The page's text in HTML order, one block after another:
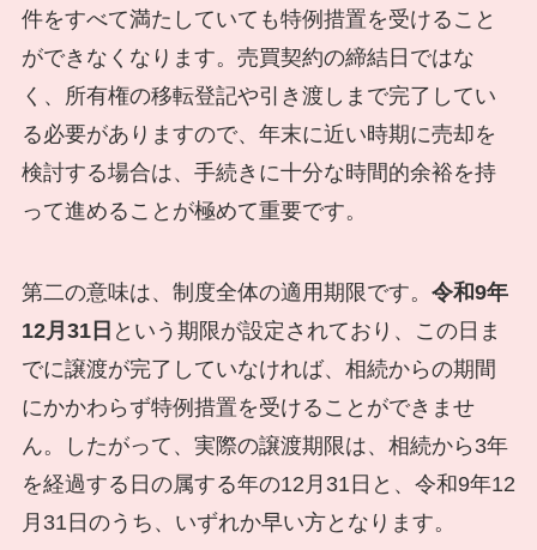
件をすべて満たしていても特例措置を受けること
ができなくなります。売買契約の締結日ではな
く、所有権の移転登記や引き渡しまで完了してい
る必要がありますので、年末に近い時期に売却を
検討する場合は、手続きに十分な時間的余裕を持
って進めることが極めて重要です。
第二の意味は、制度全体の適用期限です。 令和9年
12月31日 という期限が設定されており、この日ま
でに譲渡が完了していなければ、相続からの期間
にかかわらず特例措置を受けることができませ
ん。したがって、実際の譲渡期限は、相続から3年
を経過する日の属する年の12月31日と、令和9年12
月31日のうち、いずれか早い方となります。